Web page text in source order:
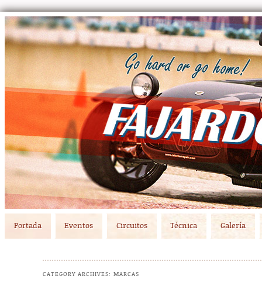
Skip to primary content
Skip to secondary content
Portada Eventos Circuitos Técnica Galería
CATEGORY ARCHIVES:MARCAS